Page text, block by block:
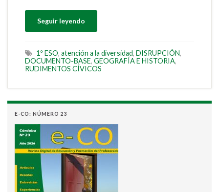
Seguir leyendo
1º ESO, atención a la diversidad, DISRUPCIÓN,
DOCUMENTO-BASE, GEOGRAFÍA E HISTORIA,
RUDIMENTOS CÍVICOS
E-CO: NÚMERO 23